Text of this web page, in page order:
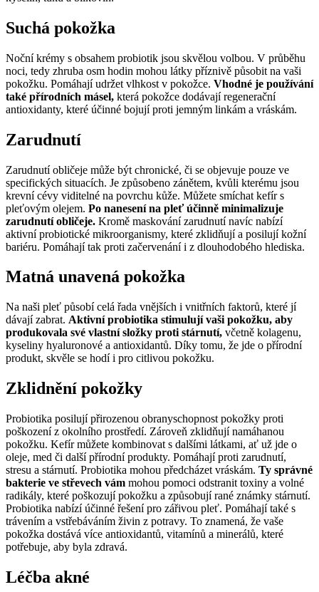
Suchá pokožka
Noční krémy s obsahem probiotik jsou skvělou volbou. V průběhu
noci, tedy zhruba osm hodin mohou látky příznivě působit na vaši
pokožku. Pomáhají udržet vlhkost v pokožce. Vhodné je používání
také přírodních másel, která pokožce dodávají regenerační
antioxidanty, které účinné bojují proti jemným linkám a vráskám.
Zarudnutí
Zarudnutí obličeje může být chronické, či se objevuje pouze ve
specifických situacích. Je způsobeno zánětem, kvůli kterému jsou
krevní cévy viditelné na povrchu kůže. Můžete smíchat kefír s
pleťovým olejem. Po nanesení na pleť účinně minimalizuje
zarudnutí obličeje. Kromě maskování zarudnutí navíc nabízí
aktivní probiotické mikroorganismy, které zklidňují a posilují kožní
bariéru. Pomáhají tak proti začervenání i z dlouhodobého hlediska.
Matná unavená pokožka
Na naši pleť působí celá řada vnějších i vnitřních faktorů, které jí
dávají zabrat. Aktivní probiotika stimulují vaši pokožku, aby
produkovala své vlastní složky proti stárnutí, včetně kolagenu,
kyseliny hyaluronové a antioxidantů. Díky tomu, že jde o přírodní
produkt, skvěle se hodí i pro citlivou pokožku.
Zklidnění pokožky
Probiotika posilují přirozenou obranyschopnost pokožky proti
poškození z okolního prostředí. Zároveň zklidňují namáhanou
pokožku. Kefír můžete kombinovat s dalšími látkami, ať už jde o
oleje, med či další přírodní produkty. Pomáhají proti zarudnutí,
stresu a stárnutí. Probiotika mohou předcházet vráskám. Ty správné
bakterie ve střevech vám mohou pomoci odstranit toxiny a volné
radikály, které poškozují pokožku a způsobují rané známky stárnutí.
Probiotika nabízí účinné řešení pro zářivou pleť. Pomáhají také s
trávením a vstřebáváním živin z potravy. To znamená, že vaše
pokožka dostává více antioxidantů, vitamínů a minerálů, které
potřebuje, aby byla zdravá.
Léčba akné